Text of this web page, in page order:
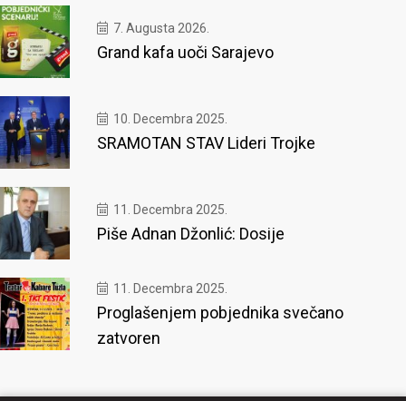
7. Augusta 2026.
Grand kafa uoči Sarajevo
10. Decembra 2025.
SRAMOTAN STAV Lideri Trojke
11. Decembra 2025.
Piše Adnan Džonlić: Dosije
11. Decembra 2025.
Proglašenjem pobjednika svečano
zatvoren